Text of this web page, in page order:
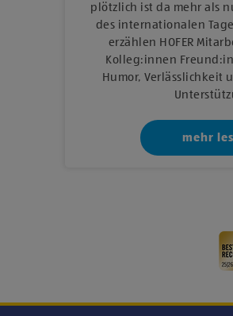
plötzlich ist da mehr als
des internationalen
erzählen HOFER
Kolleg:innen
Humor, Verlässlichkeit
mehr